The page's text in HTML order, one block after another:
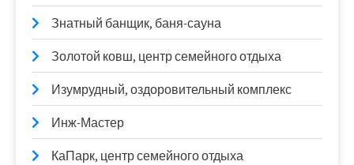
Знатный банщик, баня-сауна
Золотой ковш, центр семейного отдыха
Изумрудный, оздоровительный комплекс
Инж-Мастер
КаПарк, центр семейного отдыха